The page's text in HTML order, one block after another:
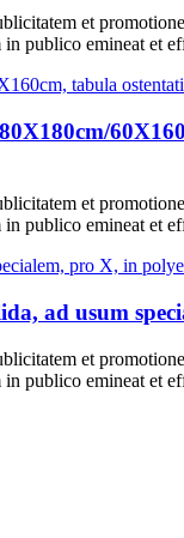
et
publico emineat et
et
publico emineat et
ad usum
et
publico emineat et